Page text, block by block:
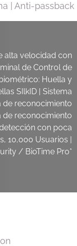
| Anti-passback
alta velocidad con
de Control de
Huella y
SIlkID | Sistema
de reconocimiento
de reconocimiento
con poca
10,000 Usuarios |
/ BioTime Pro*